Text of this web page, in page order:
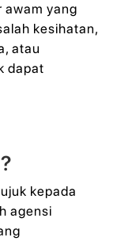
awam yang
kesihatan,
atau
dapat
kepada
agensi